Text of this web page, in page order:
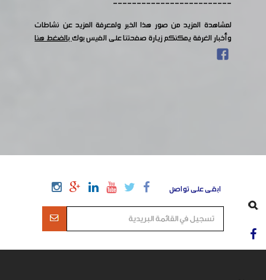
-------------------------
لمشاهدة المزيد من صور هذا الخبر ولمعرفة المزيد عن نشاطات
وأخبار الغرفة يمكنكم زيارة صفحتنا على الفيس بوكبالضغط هنا
ابقى على تواصل